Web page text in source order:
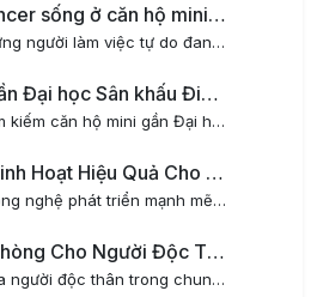
Chi phí freelancer sống ở căn hộ mini tại Hà Nội có gì đặc biệt?
Freelancer – những người làm việc tự do đang ngày càng trở nên phổ biến tại Việt Nam, đặc biệt là tại các thành phố lớn như Hà Nội. Một trong những yếu tố quan trọng ảnh hưởng đến cuộc sống và công việc của freelancer chính là chi phí sinh hoạt, đặc...
Căn hộ mini gần Đại học Sân khấu Điện ảnh – Nơi lý tưởng cho sinh viên và người đi làm
Nếu bạn đang tìm kiếm căn hộ mini gần Đại học Sân khấu Điện ảnh, AOM Home là lựa chọn hoàn hảo dành cho bạn. Với vị trí đắc địa, tiện nghi hiện đại và phong cách sống xanh kết hợp thiết kế nội thất chill, AOM Home mang đến không gian sống tiện nghi,...
Làm Việc và Sinh Hoạt Hiệu Quả Cho Gia Đình Trẻ Khi Thuê Chung Cư Mini
Trong thời đại công nghệ phát triển mạnh mẽ, xu hướng làm việc tại nhà ngày càng phổ biến, đặc biệt đối với các gia đình trẻ. Tuy nhiên, không phải ai cũng có không gian lý tưởng để vừa làm việc vừa sinh hoạt thoải mái. Đó là lý do thuê chung cư...
Gợi Ý Decor Phòng Cho Người Độc Thân Trong Chung Cư Mini Hiện Đại
Decor phòng của người độc thân trong chung cư mini là một nghệ thuật thú vị, giúp biến không gian sống trở nên tiện nghi, phong cách và thể hiện cá tính riêng. Đặc biệt với những ai yêu thích sự tối giản, hiện đại nhưng vẫn muốn có một không gian...